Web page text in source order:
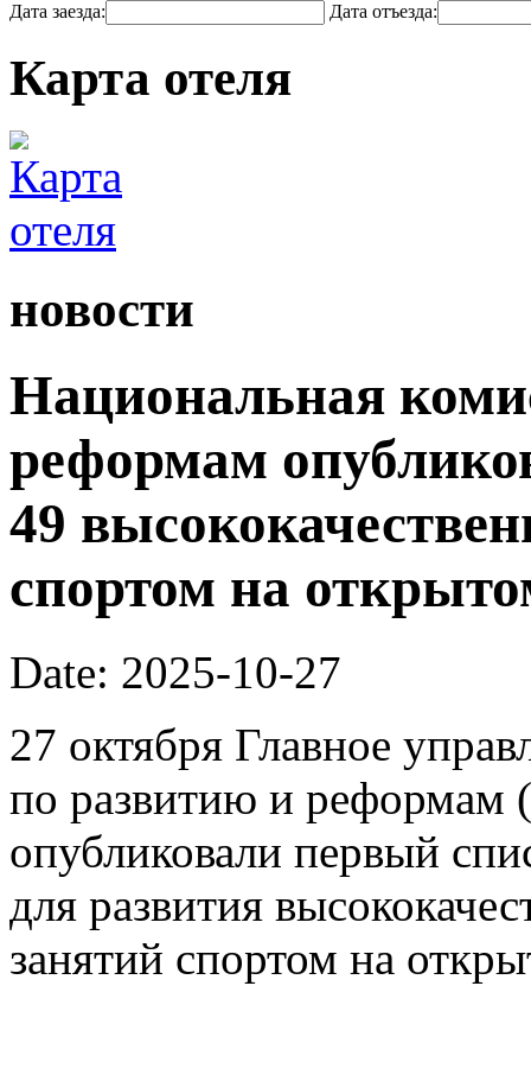
Дата заезда: Дата отъезда:
Карта отеля
новости
Национальная
реформам
49
спортом на
Date: 2025-10-27
27 октября Главное
по развитию и реформам
опубликовали первый
для развития
занятий спортом на